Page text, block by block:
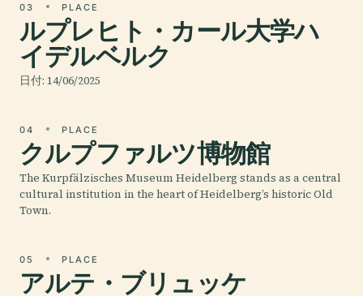
03 PLACE
ルプレヒト・カール大学ハ
イデルベルク
日付: 14/06/2025
04 PLACE
クルプファルツ博物館
The Kurpfälzisches Museum Heidelberg stands as a central
cultural institution in the heart of Heidelberg’s historic Old
Town.
05 PLACE
アルテ・ブリュッケ